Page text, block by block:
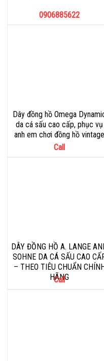
0906885622
Dây đồng hồ Omega
da cá sấu cao cấp, phục vụ
anh em chơi đồng hồ vintage
Call
DÂY ĐỒNG HỒ A. LANGE
SOHNE DA CÁ SẤU CAO
– THEO TIÊU CHUẨN
HÃNG
Call